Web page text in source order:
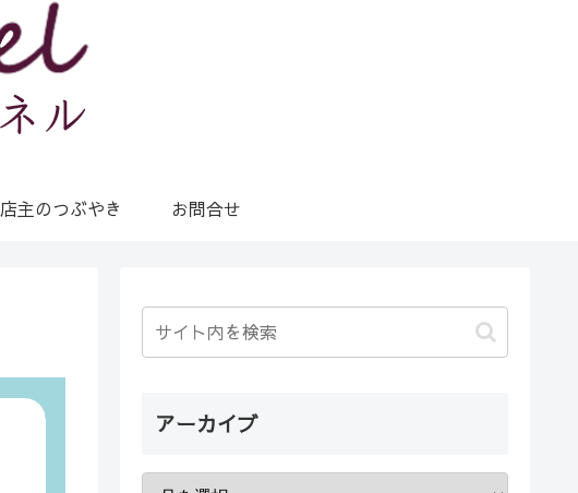
店主のつぶやき お問合せ
アーカイブ